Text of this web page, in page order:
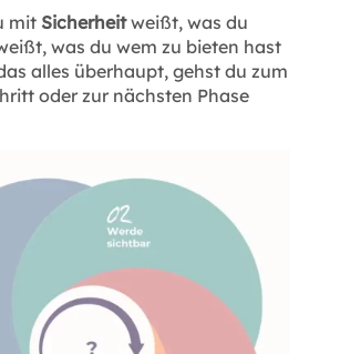
mitSicherheitweißt, was du
was du wem zu bieten hast
alles überhaupt, gehst du zum
oder zur nächsten Phase